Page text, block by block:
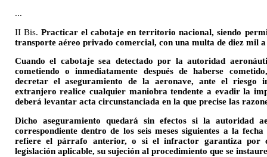
...
II Bis. Practicar el cabotaje en territorio nacional, siendo
transporte aéreo privado comercial, con una multa de diez mil
Cuando el cabotaje sea detectado por la autoridad
cometiendo o inmediatamente después de haberse
decretar el aseguramiento de la aeronave, ante el riesgo
extranjero realice cualquier maniobra tendente a evadir la
deberá levantar acta circunstanciada en la que precise las
Dicho aseguramiento quedará sin efectos si la autoridad
correspondiente dentro de los seis meses siguientes a la
refiere el párrafo anterior, o si el infractor garantiza por
legislación aplicable, su sujeción al procedimiento que se